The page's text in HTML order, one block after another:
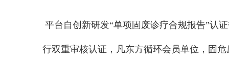
平台自创新研发“单项固废诊疗合规报告”认
行双重审核认证，凡东方循环会员单位，固